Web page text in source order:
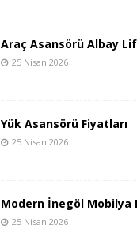
Araç Asansörü Albay
25 Nisan 2026
Yük Asansörü Fiyatları
25 Nisan 2026
Modern İnegöl Mobilya
25 Nisan 2026